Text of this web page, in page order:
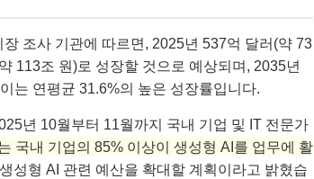
조사 기관에 따르면, 2025년 537억 달러(약 73
113조 원)로 성장할 것으로 예상되며, 2035년
는 연평균 31.6%의 높은 성장률입니다.
년 10월부터 11월까지 국내 기업 및 IT 전문가
국내 기업의 85% 이상이 생성형 AI를 업무에 활
성형 AI 관련 예산을 확대할 계획이라고 밝혔습